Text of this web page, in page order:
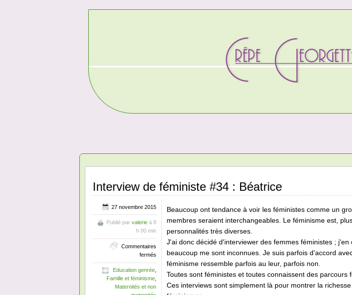
Interview de féministe #34 : Béatrice
Beaucoup ont tendance à voir les féministes comme un
membres seraient interchangeables. Le féminisme est,
personnalités très diverses.
J'ai donc décidé d'interviewer des femmes féministes ; j'en
beaucoup me sont inconnues. Je suis parfois d'accord
féminisme ressemble parfois au leur, parfois non.
Toutes sont féministes et toutes connaissent des parcours
Ces interviews sont simplement là pour montrer la
27 novembre 2015
Publié par valerie à 8
h 00 min
Commentaires
fermés sur
Interview
de
féministe
#34
Education genrée,
Famille et féminisme,
Maternités et non